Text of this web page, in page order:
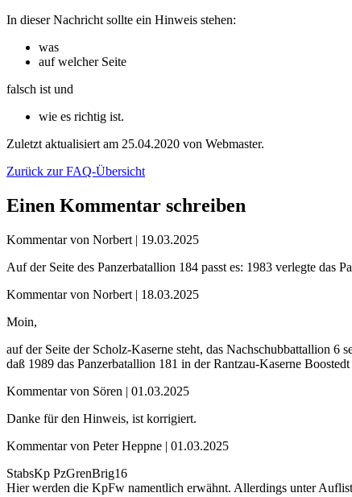
In dieser Nachricht sollte ein Hinweis stehen:
was
auf welcher Seite
falsch ist und
wie es richtig ist.
Zuletzt aktualisiert am 25.04.2020 von Webmaster.
Zurück zur FAQ-Übersicht
Einen Kommentar schreiben
Kommentar von Norbert | 19.03.2025
Auf der Seite des Panzerbatallion 184 passt es: 1983 verlegte das
Kommentar von Norbert | 18.03.2025
Moin,
auf der Seite der Scholz-Kaserne steht, das Nachschubbattallion
daß 1989 das Panzerbatallion 181 in der Rantzau-Kaserne
Kommentar von Sören | 01.03.2025
Danke für den Hinweis, ist korrigiert.
Kommentar von Peter Heppne | 01.03.2025
StabsKp PzGrenBrig16
Hier werden die KpFw namentlich erwähnt. Allerdings unter